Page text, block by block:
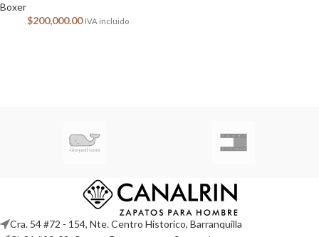
Boxer
$200,000.00 IVA incluido
Cra. 54 #72 - 154, Nte. Centro Historico, Barranquilla